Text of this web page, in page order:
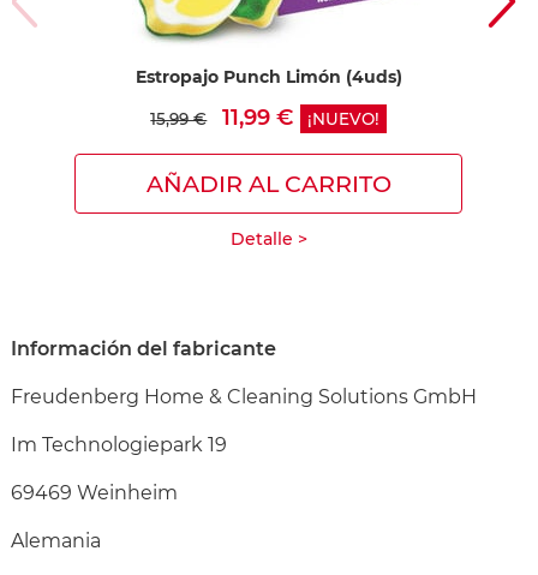
Estropajo Punch Limón (4uds)
15,99 € 11,99 € ¡NUEVO!
AÑADIR AL CARRITO
Detalle >
Información del fabricante
Freudenberg Home & Cleaning Solutions GmbH
Im Technologiepark 19
69469 Weinheim
Alemania